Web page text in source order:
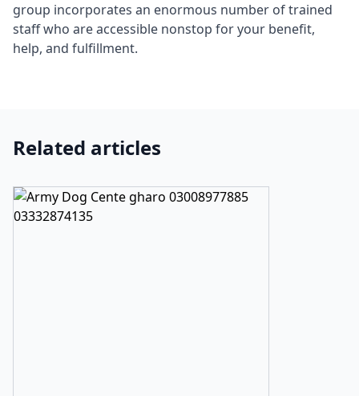
group incorporates an enormous number of trained
staff who are accessible nonstop for your benefit,
help, and fulfillment.
Related articles